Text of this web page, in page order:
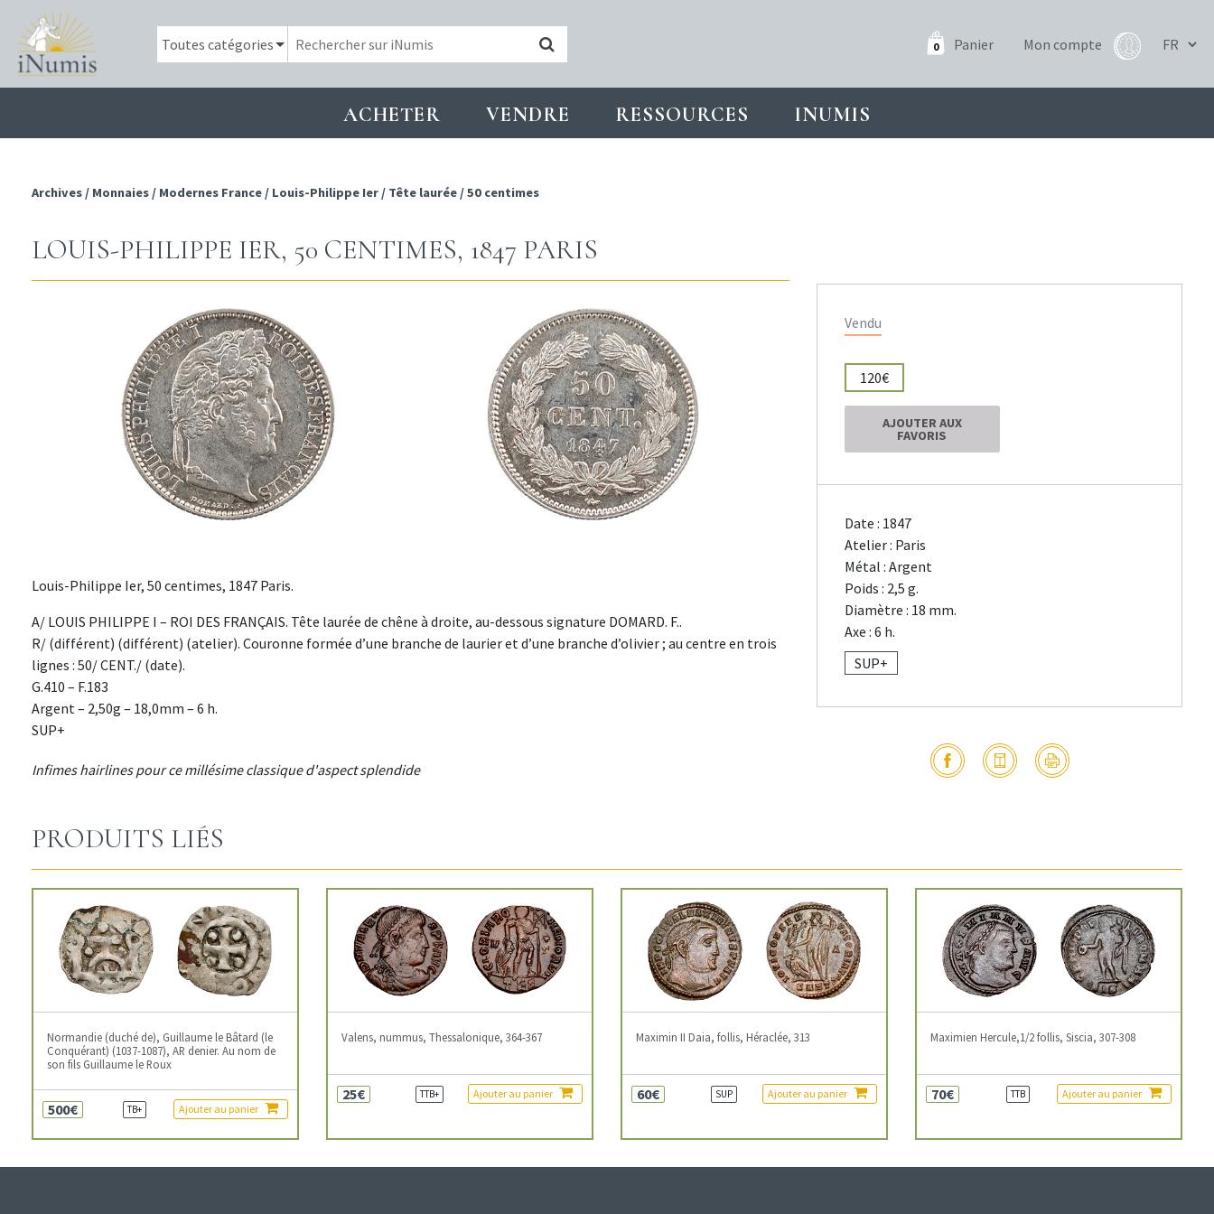
0 Panier Mon compte
ACHETER VENDRE RESSOURCES INUMIS
Archives / Monnaies / Modernes France / Louis-Philippe Ier / Tête laurée /50 centimes
LOUIS-PHILIPPE IER, 50 CENTIMES, 1847 PARIS
Louis-Philippe Ier, 50 centimes, 1847 Paris.
A/ LOUIS PHILIPPE I – ROI DES FRANÇAIS. Tête laurée de chêne à droite, au-dessous signature DOMARD. F..
R/ (différent) (différent) (atelier). Couronne formée d’une branche de laurier et d’une branche d’olivier ; au centre en trois
lignes : 50/ CENT./ (date).
G.410 – F.183
Argent – 2,50g – 18,0mm – 6 h.
SUP+
Infimes hairlines pour ce millésime classique d'aspect splendide
Vendu
120€
AJOUTER AUX
FAVORIS
Date : 1847
Atelier : Paris
Métal : Argent
Poids : 2,5 g.
Diamètre : 18 mm.
Axe : 6 h.
SUP+
PRODUITS LIÉS
Normandie (duché de), Guillaume le Bâtard (le
Conquérant) (1037-1087), AR denier. Au nom de
son fils Guillaume le Roux
500€ TB+ Ajouter au panier
Valens, nummus, Thessalonique, 364-367
25€ TTB+ Ajouter au panier
Maximin II Daia, follis, Héraclée, 313
60€ SUP Ajouter au panier
Maximien Hercule,1/2 follis, Siscia, 307-308
70€ TTB Ajouter au panier